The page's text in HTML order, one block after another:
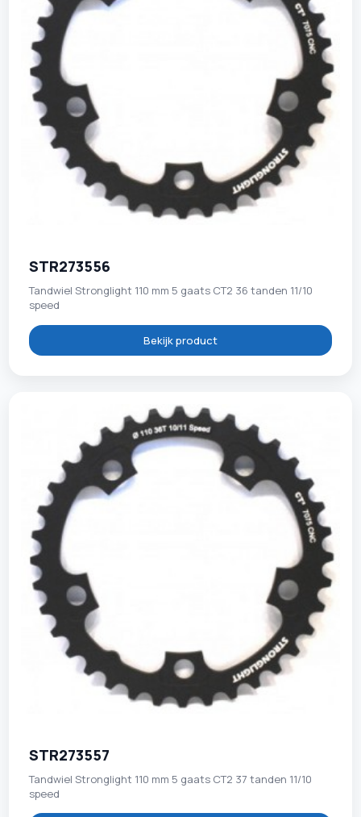
STR273556
Tandwiel Stronglight 110 mm 5 gaats CT2 36 tanden 11/10
speed
Bekijk product
STR273557
Tandwiel Stronglight 110 mm 5 gaats CT2 37 tanden 11/10
speed